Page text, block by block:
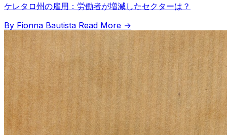
ケレタロ州の雇用：労働者が増減したセクターは？
By Fionna Bautista Read More →